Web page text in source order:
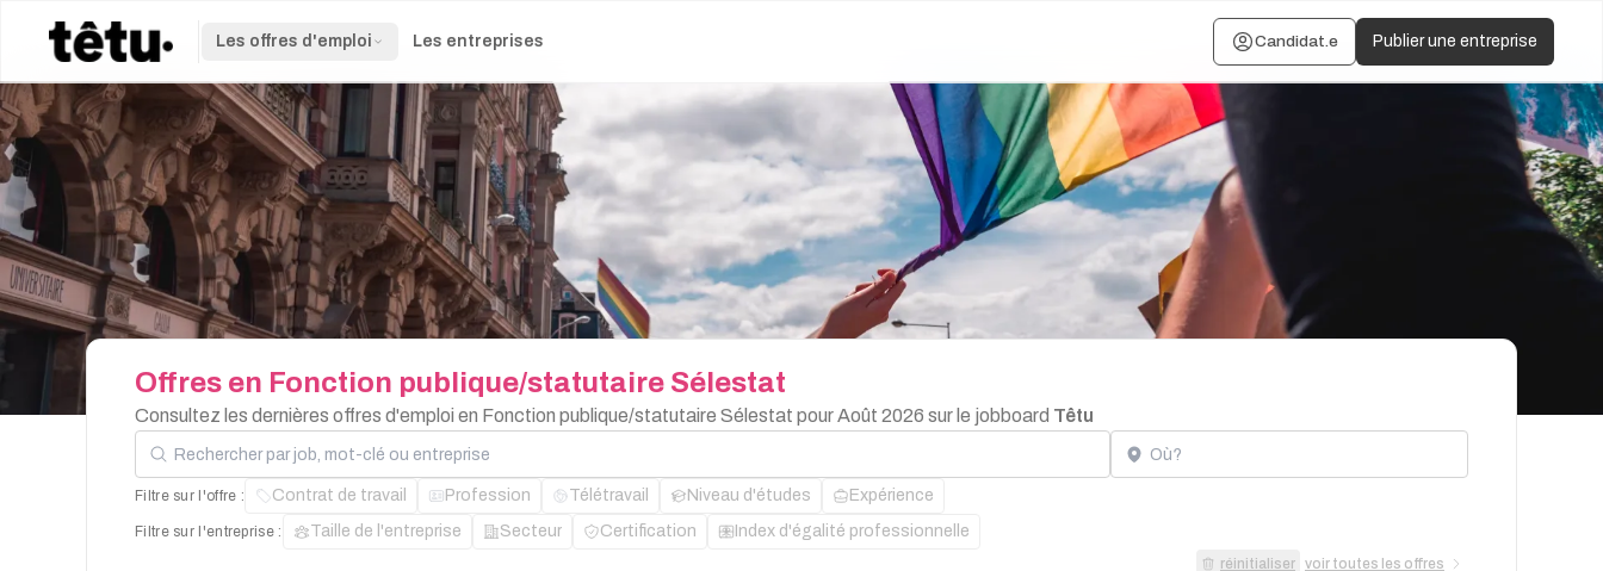
Les offres d'emploi Les entreprises Candidat.e Publier une entreprise
Offres en Fonction publique/statutaire Sélestat
Consultez les dernières offres d'emploi en Fonction publique/statutaire Sélestat pour Août 2026 sur le jobboard Têtu
Rechercher par job, mot-clé ou entreprise Localisation
Filtre sur l'offre : Contrat de travail Profession Télétravail Niveau d'études Expérience
Filtre sur l'entreprise : Taille de l'entreprise Secteur Certification Index d'égalité professionnelle
réinitialiser voir toutes les offres